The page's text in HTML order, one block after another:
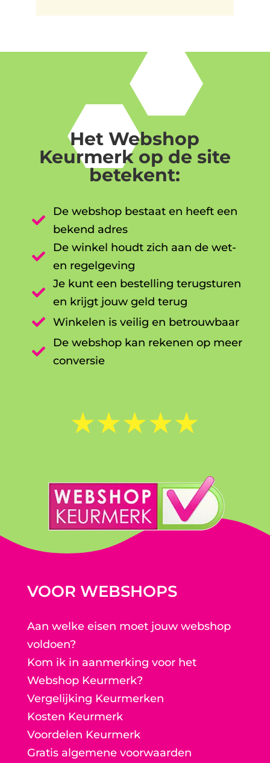
Het Webshop
Keurmerk op de site
betekent:

De webshop bestaat en heeft een
bekend adres

De winkel houdt zich aan de wet-
en regelgeving

Je kunt een bestelling terugsturen
en krijgt jouw geld terug

Winkelen is veilig en betrouwbaar

De webshop kan rekenen op meer
conversie
☆☆☆☆☆
VOOR WEBSHOPS
Aan welke eisen moet jouw webshop
voldoen?
Kom ik in aanmerking voor het
Webshop Keurmerk?
Vergelijking Keurmerken
Kosten Keurmerk
Voordelen Keurmerk
Gratis algemene voorwaarden